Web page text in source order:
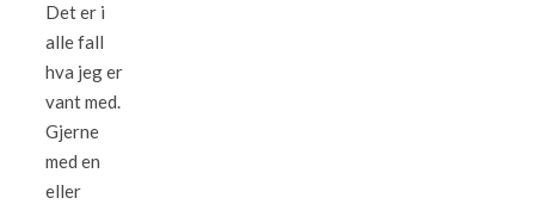
Det er i
alle fall
hva jeg er
vant med.
Gjerne
med en
eller